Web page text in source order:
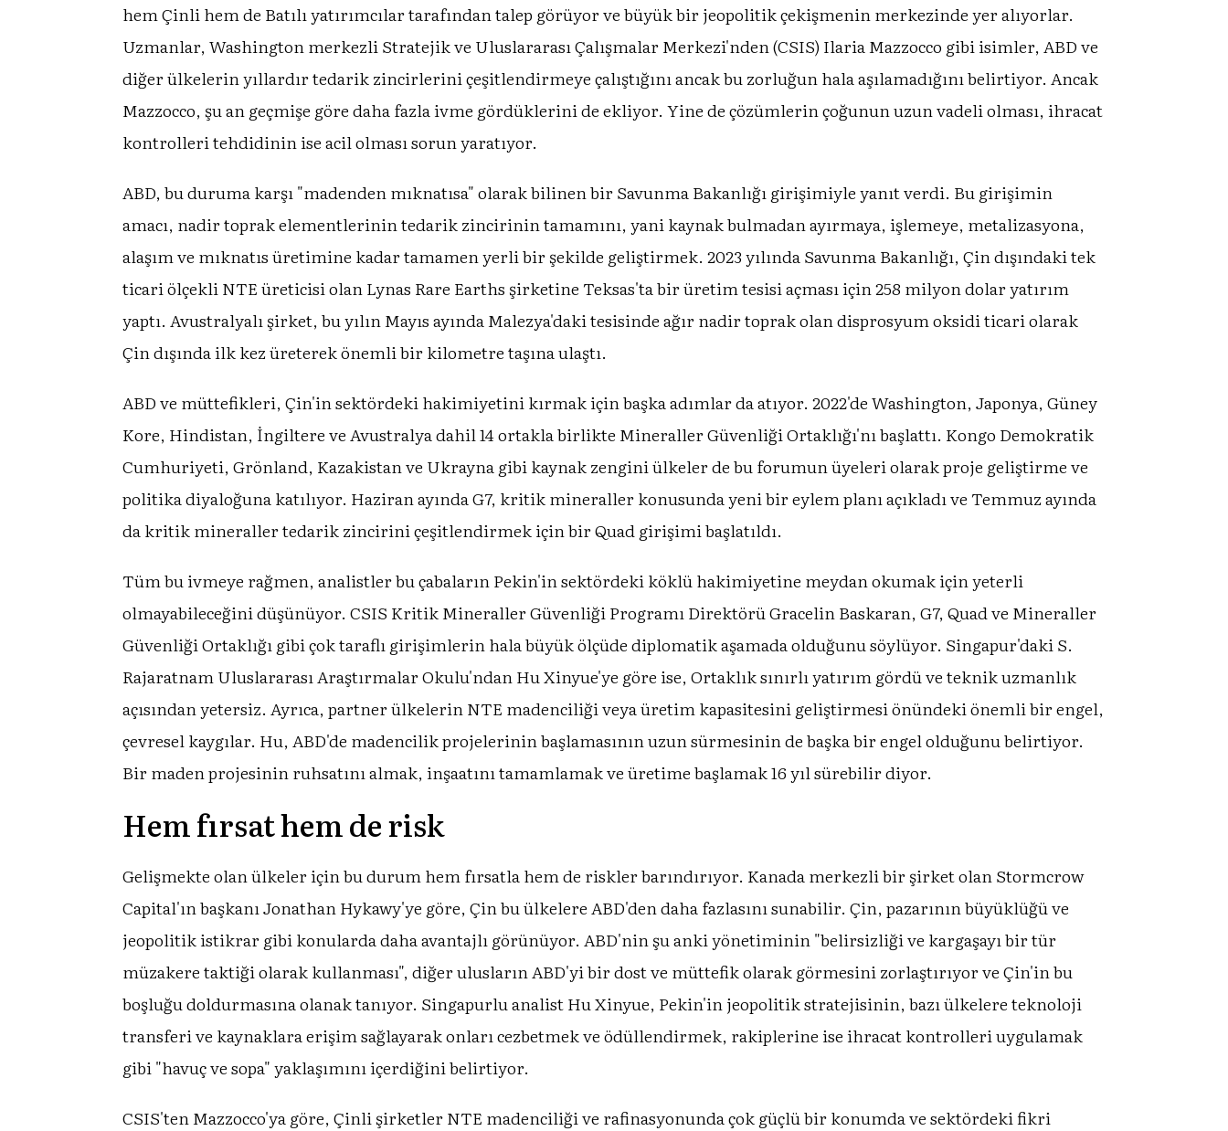
hem Çinli hem de Batılı yatırımcılar tarafından talep görüyor ve büyük bir jeopolitik çekişmenin merkezinde yer alıyorlar.
Uzmanlar, Washington merkezli Stratejik ve Uluslararası Çalışmalar Merkezi'nden (CSIS) Ilaria Mazzocco gibi isimler, ABD ve
diğer ülkelerin yıllardır tedarik zincirlerini çeşitlendirmeye çalıştığını ancak bu zorluğun hala aşılamadığını belirtiyor. Ancak
Mazzocco, şu an geçmişe göre daha fazla ivme gördüklerini de ekliyor. Yine de çözümlerin çoğunun uzun vadeli olması, ihracat
kontrolleri tehdidinin ise acil olması sorun yaratıyor.
ABD, bu duruma karşı "madenden mıknatısa" olarak bilinen bir Savunma Bakanlığı girişimiyle yanıt verdi. Bu girişimin
amacı, nadir toprak elementlerinin tedarik zincirinin tamamını, yani kaynak bulmadan ayırmaya, işlemeye, metalizasyona,
alaşım ve mıknatıs üretimine kadar tamamen yerli bir şekilde geliştirmek. 2023 yılında Savunma Bakanlığı, Çin dışındaki tek
ticari ölçekli NTE üreticisi olan Lynas Rare Earths şirketine Teksas'ta bir üretim tesisi açması için 258 milyon dolar yatırım
yaptı. Avustralyalı şirket, bu yılın Mayıs ayında Malezya'daki tesisinde ağır nadir toprak olan disprosyum oksidi ticari olarak
Çin dışında ilk kez üreterek önemli bir kilometre taşına ulaştı.
ABD ve müttefikleri, Çin'in sektördeki hakimiyetini kırmak için başka adımlar da atıyor. 2022'de Washington, Japonya, Güney
Kore, Hindistan, İngiltere ve Avustralya dahil 14 ortakla birlikte Mineraller Güvenliği Ortaklığı'nı başlattı. Kongo Demokratik
Cumhuriyeti, Grönland, Kazakistan ve Ukrayna gibi kaynak zengini ülkeler de bu forumun üyeleri olarak proje geliştirme ve
politika diyaloğuna katılıyor. Haziran ayında G7, kritik mineraller konusunda yeni bir eylem planı açıkladı ve Temmuz ayında
da kritik mineraller tedarik zincirini çeşitlendirmek için bir Quad girişimi başlatıldı.
Tüm bu ivmeye rağmen, analistler bu çabaların Pekin'in sektördeki köklü hakimiyetine meydan okumak için yeterli
olmayabileceğini düşünüyor. CSIS Kritik Mineraller Güvenliği Programı Direktörü Gracelin Baskaran, G7, Quad ve Mineraller
Güvenliği Ortaklığı gibi çok taraflı girişimlerin hala büyük ölçüde diplomatik aşamada olduğunu söylüyor. Singapur'daki S.
Rajaratnam Uluslararası Araştırmalar Okulu'ndan Hu Xinyue'ye göre ise, Ortaklık sınırlı yatırım gördü ve teknik uzmanlık
açısından yetersiz. Ayrıca, partner ülkelerin NTE madenciliği veya üretim kapasitesini geliştirmesi önündeki önemli bir engel,
çevresel kaygılar. Hu, ABD'de madencilik projelerinin başlamasının uzun sürmesinin de başka bir engel olduğunu belirtiyor.
Bir maden projesinin ruhsatını almak, inşaatını tamamlamak ve üretime başlamak 16 yıl sürebilir diyor.
Hem fırsat hem de risk
Gelişmekte olan ülkeler için bu durum hem fırsatla hem de riskler barındırıyor. Kanada merkezli bir şirket olan Stormcrow
Capital'ın başkanı Jonathan Hykawy'ye göre, Çin bu ülkelere ABD'den daha fazlasını sunabilir. Çin, pazarının büyüklüğü ve
jeopolitik istikrar gibi konularda daha avantajlı görünüyor. ABD'nin şu anki yönetiminin "belirsizliği ve kargaşayı bir tür
müzakere taktiği olarak kullanması", diğer ulusların ABD'yi bir dost ve müttefik olarak görmesini zorlaştırıyor ve Çin'in bu
boşluğu doldurmasına olanak tanıyor. Singapurlu analist Hu Xinyue, Pekin'in jeopolitik stratejisinin, bazı ülkelere teknoloji
transferi ve kaynaklara erişim sağlayarak onları cezbetmek ve ödüllendirmek, rakiplerine ise ihracat kontrolleri uygulamak
gibi "havuç ve sopa" yaklaşımını içerdiğini belirtiyor.
CSIS'ten Mazzocco'ya göre, Çinli şirketler NTE madenciliği ve rafinasyonunda çok güçlü bir konumda ve sektördeki fikri